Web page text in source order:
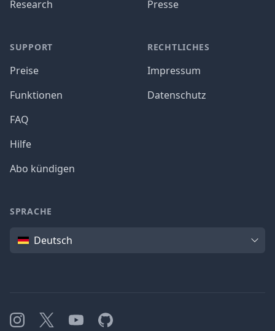
Research
SUPPORT
Preise
Funktionen
FAQ
Hilfe
Abo kündigen
Presse
RECHTLICHES
Impressum
Datenschutz
SPRACHE
SpracheDeutsch
Instagram
X YouTubeGitHub